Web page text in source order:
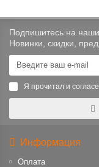
Подпишитесь на
Новинки, скидки,
Я прочитал и
Информация
Оплата